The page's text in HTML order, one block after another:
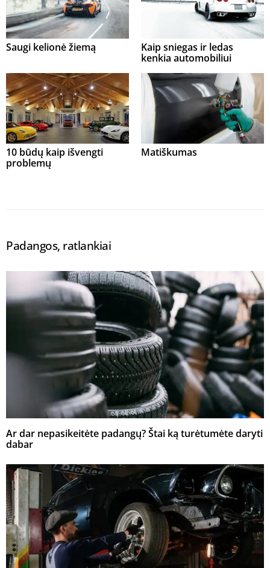
Saugi kelionė žiemą
Kaip sniegas ir ledas
kenkia automobiliui
10 būdų kaip išvengti
problemų
Matiškumas
Padangos, ratlankiai
Ar dar nepasikeitėte padangų? Štai ką turėtumėte daryti
dabar